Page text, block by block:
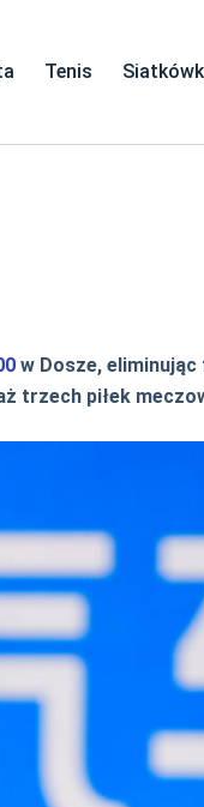
Tenis
w Dosze,
trzech piłek